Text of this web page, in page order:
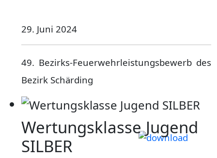
29. Juni 2024
49. Bezirks-Feuerwehrleistungsbewerb des
Bezirk Schärding
Wertungsklasse Jugend
SILBER